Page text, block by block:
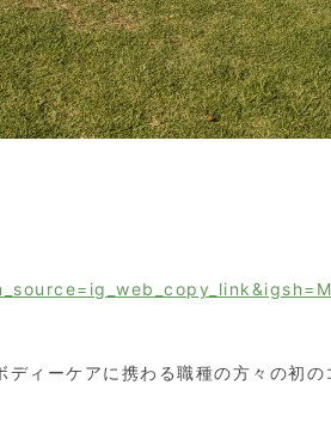
ィーケアに携わる職種の方々の初の